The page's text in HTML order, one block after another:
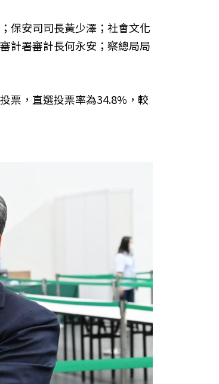
保安司司長黃少澤；社會文化
計署審計長何永安；察總局局
票，直選投票率為34.8%，較